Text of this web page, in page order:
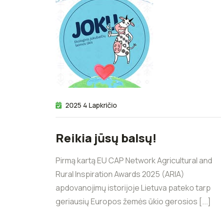
2025 4 Lapkričio
Reikia jūsų balsų!
Pirmą kartą EU CAP Network Agricultural and
Rural Inspiration Awards 2025 (ARIA)
apdovanojimų istorijoje Lietuva pateko tarp
geriausių Europos žemės ūkio gerosios [...]